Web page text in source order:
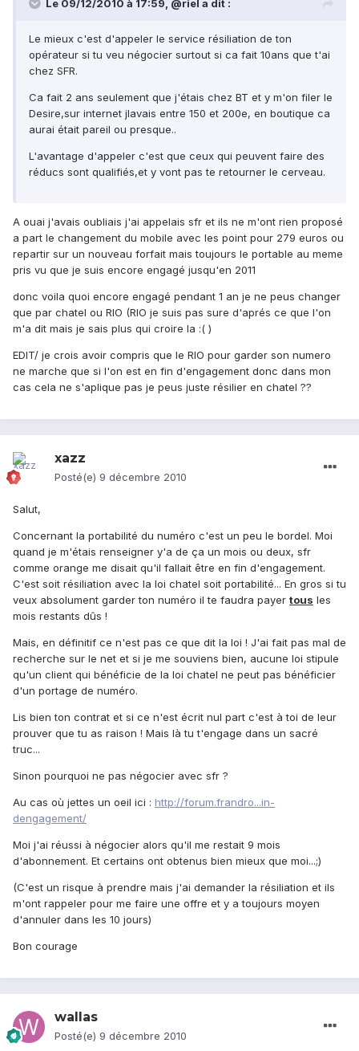
Le 09/12/2010 à 17:59, @riel a dit :
Le mieux c'est d'appeler le service résiliation de ton
opérateur si tu veu négocier surtout si ca fait 10ans que t'ai
chez SFR.
Ca fait 2 ans seulement que j'étais chez BT et y m'on filer le
Desire,sur internet jlavais entre 150 et 200e, en boutique ca
aurai était pareil ou presque..
L'avantage d'appeler c'est que ceux qui peuvent faire des
réducs sont qualifiés,et y vont pas te retourner le cerveau.
A ouai j'avais oubliais j'ai appelais sfr et ils ne m'ont rien proposé
a part le changement du mobile avec les point pour 279 euros ou
repartir sur un nouveau forfait mais toujours le portable au meme
pris vu que je suis encore engagé jusqu'en 2011
donc voila quoi encore engagé pendant 1 an je ne peus changer
que par chatel ou RIO (RIO je suis pas sure d'aprés ce que l'on
m'a dit mais je sais plus qui croire la :( )
EDIT/ je crois avoir compris que le RIO pour garder son numero
ne marche que si l'on est en fin d'engagement donc dans mon
cas cela ne s'aplique pas je peus juste résilier en chatel ??
xazz
Posté(e) 9 décembre 2010
Salut,
Concernant la portabilité du numéro c'est un peu le bordel. Moi
quand je m'étais renseigner y'a de ça un mois ou deux, sfr
comme orange me disait qu'il fallait être en fin d'engagement.
C'est soit résiliation avec la loi chatel soit portabilité... En gros si tu
veux absolument garder ton numéro il te faudra payer tous les
mois restants dûs !
Mais, en définitif ce n'est pas ce que dit la loi ! J'ai fait pas mal de
recherche sur le net et si je me souviens bien, aucune loi stipule
qu'un client qui bénéficie de la loi chatel ne peut pas bénéficier
d'un portage de numéro.
Lis bien ton contrat et si ce n'est écrit nul part c'est à toi de leur
prouver que tu as raison ! Mais là tu t'engage dans un sacré
truc...
Sinon pourquoi ne pas négocier avec sfr ?
Au cas où jettes un oeil ici : http://forum.frandro...in-
dengagement/
Moi j'ai réussi à négocier alors qu'il me restait 9 mois
d'abonnement. Et certains ont obtenus bien mieux que moi...;)
(C'est un risque à prendre mais j'ai demander la résiliation et ils
m'ont rappeler pour me faire une offre et y a toujours moyen
d'annuler dans les 10 jours)
Bon courage
wallas
Posté(e) 9 décembre 2010